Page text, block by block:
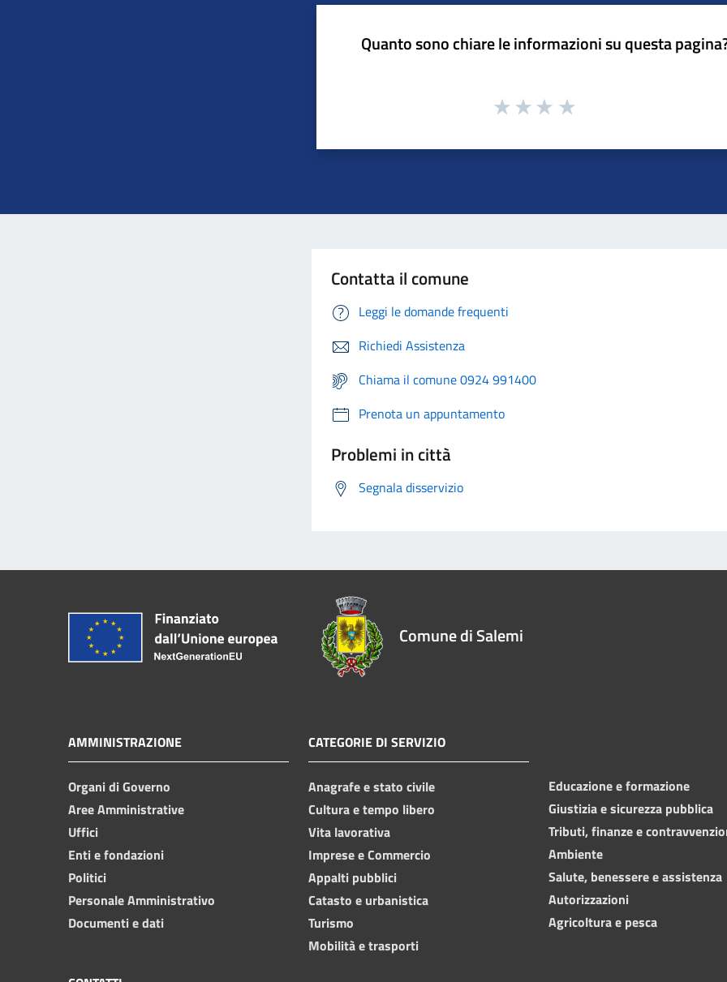
Quanto sono chiare le informazioni su questa
Contatta il comune
Leggi le domande frequenti
Richiedi Assistenza
Chiama il comune 0924 991400
Prenota un appuntamento
Problemi in città
Segnala disservizio
Comune di Salemi
AMMINISTRAZIONE
Organi di Governo
Aree Amministrative
Uffici
Enti e fondazioni
Politici
Personale Amministrativo
Documenti e dati
CATEGORIE DI SERVIZIO
Anagrafe e stato civile
Cultura e tempo libero
Vita lavorativa
Imprese e Commercio
Appalti pubblici
Catasto e urbanistica
Turismo
Mobilità e trasporti
Educazione e formazione
Giustizia e sicurezza pubblica
Tributi, finanze e
Ambiente
Salute, benessere e assistenza
Autorizzazioni
Agricoltura e pesca